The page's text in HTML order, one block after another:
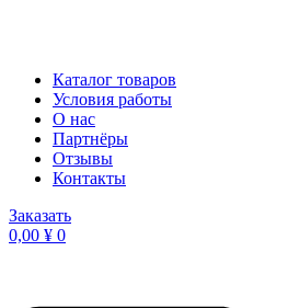
Каталог товаров
Условия работы
О нас
Партнёры
Отзывы
Контакты
Заказать
0,00 ¥ 0